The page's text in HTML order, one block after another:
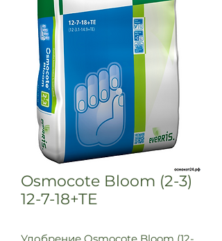
Osmocote Bloom (2-3)
12-7-18+TE